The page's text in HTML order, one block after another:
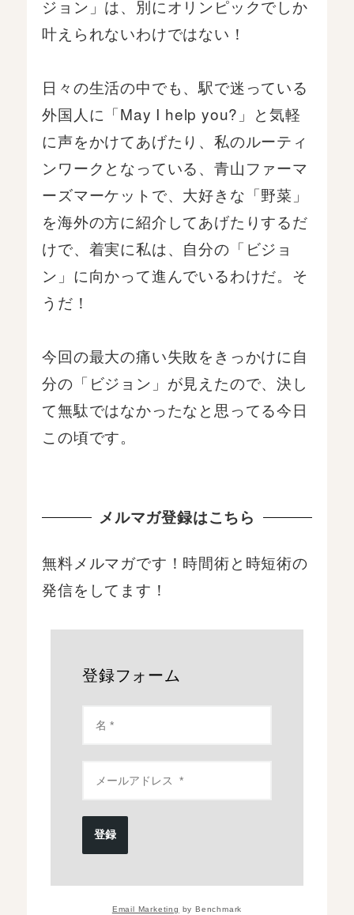
ジョン」は、別にオリンピックでしか
叶えられないわけではない！
日々の生活の中でも、駅で迷っている
外国人に「May I help you?」と気軽
に声をかけてあげたり、私のルーティ
ンワークとなっている、青山ファーマ
ーズマーケットで、大好きな「野菜」
を海外の方に紹介してあげたりするだ
けで、着実に私は、自分の「ビジョ
ン」に向かって進んでいるわけだ。そ
うだ！
今回の最大の痛い失敗をきっかけに自
分の「ビジョン」が見えたので、決し
て無駄ではなかったなと思ってる今日
この頃です。
メルマガ登録はこちら
無料メルマガです！時間術と時短術の
発信をしてます！
登録フォーム
登録
Email Marketing by Benchmark